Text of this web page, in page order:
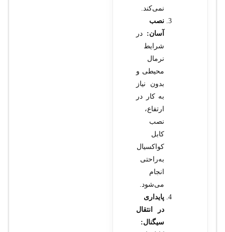
نمی‌کند.
نصب
آسان: در
شرایط
نرمال
محیطی و
بدون نیاز
به کار در
ارتفاع،
نصب
کابل
کواکسیال
به‌راحتی
انجام
می‌شود.
پایداری
در انتقال
سیگنال: